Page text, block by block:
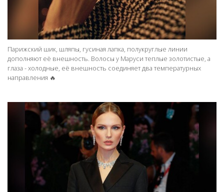
Парижский шик, шляпы, гусиная лапка, полукруглые линии
дополняют её внешность. Волосы у Маруси теплые золотистые, а
глаза - холодные, её внешность соединяет два температурных
направления 🔥